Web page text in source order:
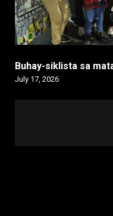
Buhay-siklista sa
July 17, 2026